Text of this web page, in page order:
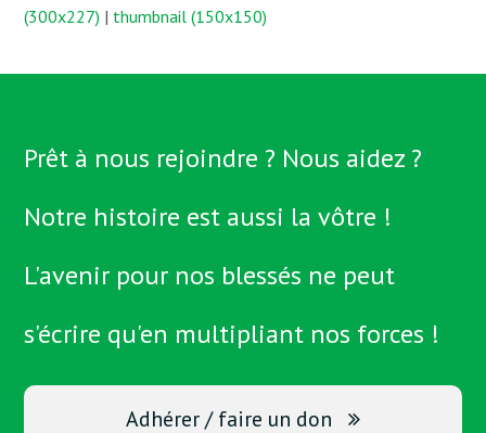
(300x227) | thumbnail (150x150)
Prêt à nous rejoindre ? Nous aidez ?
Notre histoire est aussi la vôtre !
L'avenir pour nos blessés ne peut
s'écrire qu'en multipliant nos forces !
Adhérer / faire un don